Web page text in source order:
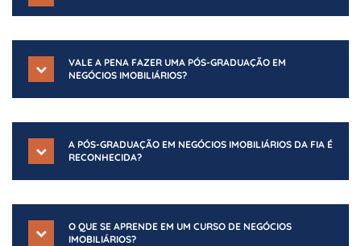
VALE A PENA FAZER UMA PÓS-GRADUAÇÃO EM
NEGÓCIOS IMOBILIÁRIOS?
A PÓS-GRADUAÇÃO EM NEGÓCIOS IMOBILIÁRIOS DA FIA É
RECONHECIDA?
O QUE SE APRENDE EM UM CURSO DE NEGÓCIOS
IMOBILIÁRIOS?